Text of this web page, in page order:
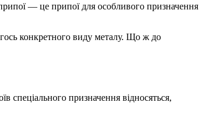
— це припої для особливого призначення
конкретного виду металу. Що ж до
спеціального призначення відносяться,